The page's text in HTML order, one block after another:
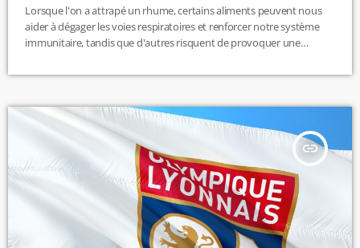
Lorsque l'on a attrapé un rhume, certains aliments peuvent nous
aider à dégager les voies respiratoires et renforcer notre système
immunitaire, tandis que d'autres risquent de provoquer une
éviter le sucre (bonbons, boissons sucrées,...), celui-ci peut causer
combattre les infections. Vous rêvez de tartines beurrées ou d'une
bonne assiette de pâtes ? […]
insert_link